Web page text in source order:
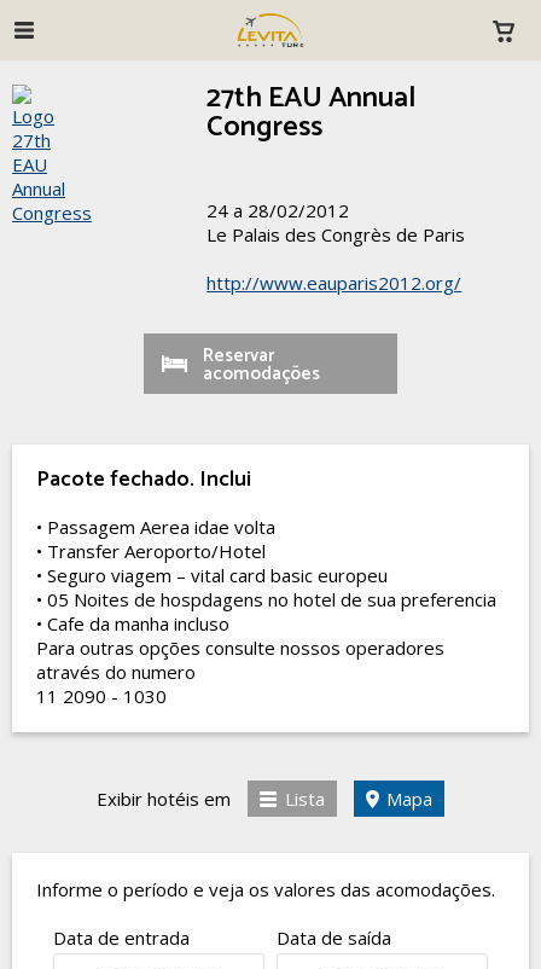
27th EAU Annual
Congress
24 a 28/02/2012
Le Palais des Congrès de Paris
http://www.eauparis2012.org/
Reservar
acomodações
Pacote fechado. Inclui
• Passagem Aerea idae volta
• Transfer Aeroporto/Hotel
• Seguro viagem – vital card basic europeu
• 05 Noites de hospdagens no hotel de sua preferencia
• Cafe da manha incluso
Para outras opções consulte nossos operadores
através do numero
11 2090 - 1030
Informe o período e veja os valores das acomodações.
Data de entrada
Data de saída
Exibir hotéis em Lista Mapa